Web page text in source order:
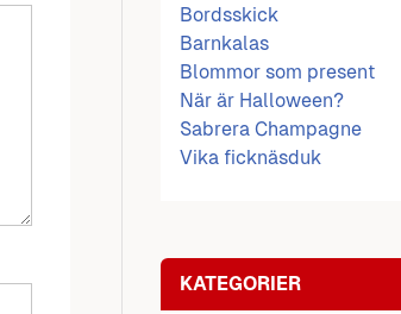
Bordsskick
Barnkalas
Blommor som present
När är Halloween?
Sabrera Champagne
Vika ficknäsduk
KATEGORIER